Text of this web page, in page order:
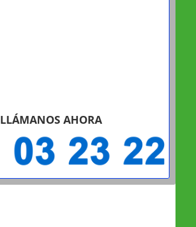
LLÁMANOS AHORA